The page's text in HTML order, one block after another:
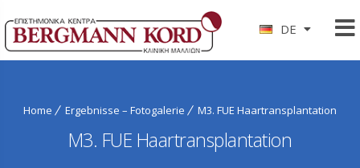
DE
Home Ergebnisse – Fotogalerie M3. FUE Haartransplantation
M3. FUE Haartransplantation